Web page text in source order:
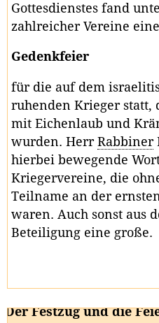
Gottesdienstes fand
zahlreicher Vereine eine
Gedenkfeier
für die auf dem
ruhenden Krieger statt,
mit Eichenlaub und
wurden. Herr Rabbiner
hierbei bewegende
Kriegervereine, die
Teilname an der
waren. Auch sonst aus
Beteiligung eine große.
Der Festzug und die